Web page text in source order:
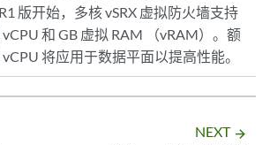
版开始，多核 vSRX 虚拟防火墙支持
和 GB 虚拟 RAM （vRAM）。额
将应用于数据平面以提高性能。
NEXT arrow_forward